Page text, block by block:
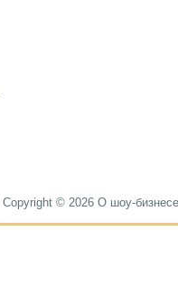
Copyright © 2026 О шоу-